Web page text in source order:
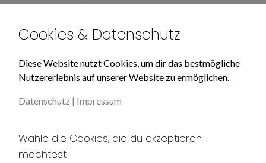
Über Uns
Impressum
Datenschutz
Widerruf
Cookies & Datenschutz
Diese Website nutzt Cookies, um dir das bestmögliche
Nutzererlebnis auf unserer Website zu ermöglichen.
Datenschutz | Impressum
Wähle die Cookies, die du akzeptieren
möchtest